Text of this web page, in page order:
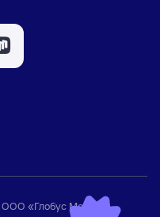
ООО «Глобус Медиа»